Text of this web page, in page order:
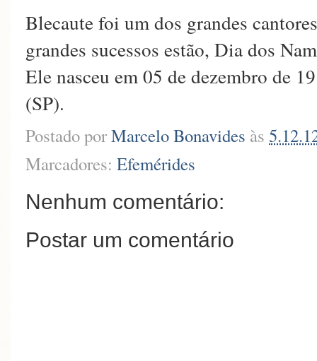
Blecaute foi um dos grandes
grandes sucessos estão, Dia dos
Ele nasceu em 05 de dezembro de
(SP).
Postado porMarcelo Bonavides às
Marcadores: Efemérides
Nenhum comentário:
Postar um comentário